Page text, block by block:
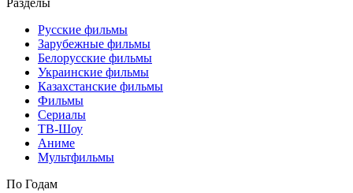
Разделы
Русские фильмы
Зарубежные фильмы
Белорусские фильмы
Украинские фильмы
Казахстанские фильмы
Фильмы
Сериалы
ТВ-Шоу
Аниме
Мультфильмы
По Годам